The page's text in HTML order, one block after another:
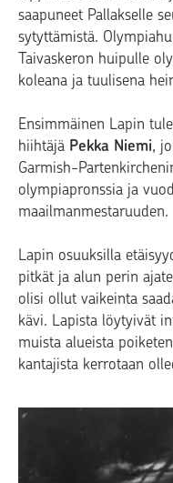
saapuneet Pallakselle
sytyttämistä.
Taivaskeron huipulle
koleana ja tuulisena
Ensimmäinen Lapin
hiihtäjä Pekka Niemi,
Garmish-
olympiapronssia ja
maailmanmestaruuden.
Lapin osuuksilla
pitkät ja alun perin
olisi ollut vaikeinta
kävi. Lapista löytyivät
muista alueista
kantajista kerrotaan